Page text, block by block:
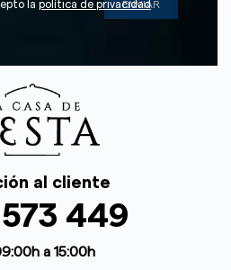
la política de privacidad
al cliente
449
a 15:00h